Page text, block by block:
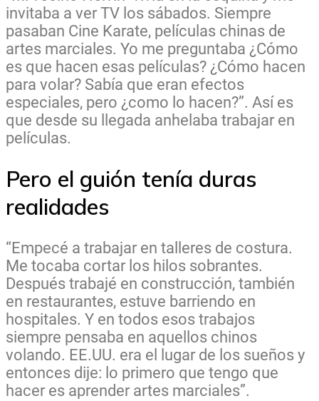
invitaba a ver TV los sábados. Siempre
pasaban Cine Karate, películas chinas de
artes marciales. Yo me preguntaba ¿Cómo
es que hacen esas películas? ¿Cómo hacen
para volar? Sabía que eran efectos
especiales, pero ¿como lo hacen?”. Así es
que desde su llegada anhelaba trabajar en
películas.
Pero el guión tenía duras
realidades
“Empecé a trabajar en talleres de costura.
Me tocaba cortar los hilos sobrantes.
Después trabajé en construcción, también
en restaurantes, estuve barriendo en
hospitales. Y en todos esos trabajos
siempre pensaba en aquellos chinos
volando. EE.UU. era el lugar de los sueños y
entonces dije: lo primero que tengo que
hacer es aprender artes marciales”.